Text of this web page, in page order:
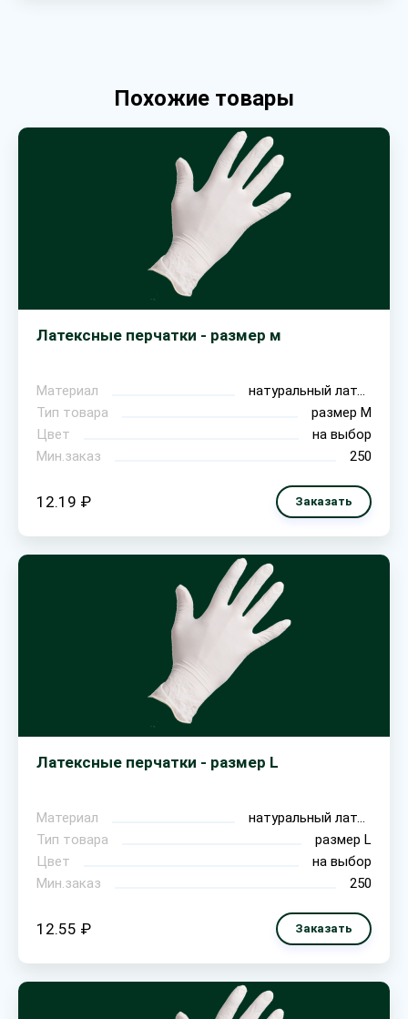
Похожие товары
Латексные перчатки - размер м
Материал
натуральный латекс
Тип товара
размер М
Цвет
на выбор
Мин.заказ
250
12.19 ₽ Заказать
Латексные перчатки - размер L
Материал
натуральный латекс
Тип товара
размер L
Цвет
на выбор
Мин.заказ
250
12.55 ₽ Заказать